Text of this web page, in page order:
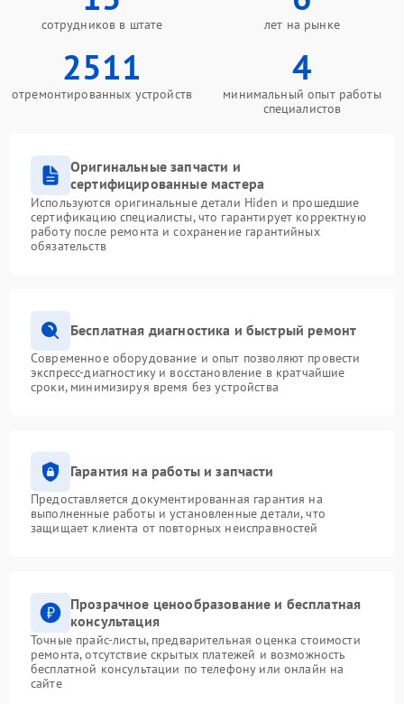
сотрудников в штате лет на рынке
2511
отремонтированных устройств
4
минимальный опыт работы
специалистов
Оригинальные запчасти и
сертифицированные мастера
Используются оригинальные детали Hiden и прошедшие
сертификацию специалисты, что гарантирует корректную
работу после ремонта и сохранение гарантийных
обязательств
Бесплатная диагностика и быстрый ремонт
Современное оборудование и опыт позволяют провести
экспресс-диагностику и восстановление в кратчайшие
сроки, минимизируя время без устройства
Гарантия на работы и запчасти
Предоставляется документированная гарантия на
выполненные работы и установленные детали, что
защищает клиента от повторных неисправностей
Прозрачное ценообразование и бесплатная
консультация
Точные прайс-листы, предварительная оценка стоимости
ремонта, отсутствие скрытых платежей и возможность
бесплатной консультации по телефону или онлайн на
сайте